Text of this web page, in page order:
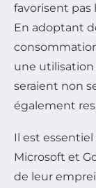
favorisent pas
En adoptant
une utilisation
seraient non
également
Il est essentiel
Microsoft et
de leur